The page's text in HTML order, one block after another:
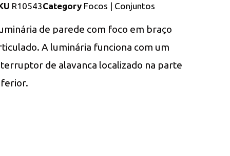
R10543Category Focos | Conjuntos
de parede com foco em braço
A luminária funciona com um
de alavanca localizado na parte